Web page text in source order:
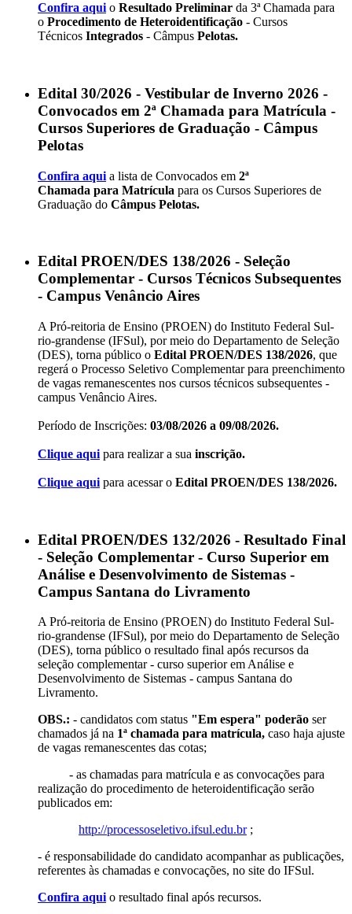
Confira aqui o Resultado Preliminar da 3ª Chamada para
o Procedimento de Heteroidentificação - Cursos
Técnicos Integrados - Câmpus Pelotas.
Edital 30/2026 - Vestibular de Inverno 2026 -
Convocados em 2ª Chamada para Matrícula -
Cursos Superiores de Graduação - Câmpus
Pelotas
Confira aqui a lista de Convocados em 2ª
Chamada para Matrícula para os Cursos Superiores de
Graduação do Câmpus Pelotas.
Edital PROEN/DES 138/2026 - Seleção
Complementar - Cursos Técnicos Subsequentes
- Campus Venâncio Aires
A Pró-reitoria de Ensino (PROEN) do Instituto Federal Sul-
rio-grandense (IFSul), por meio do Departamento de Seleção
(DES), torna público o Edital PROEN/DES 138/2026, que
regerá o Processo Seletivo Complementar para preenchimento
de vagas remanescentes nos cursos técnicos subsequentes -
campus Venâncio Aires.
Período de Inscrições: 03/08/2026 a 09/08/2026.
Clique aqui para realizar a sua inscrição.
Clique aqui para acessar o Edital PROEN/DES 138/2026.
Edital PROEN/DES 132/2026 - Resultado Final
- Seleção Complementar - Curso Superior em
Análise e Desenvolvimento de Sistemas -
Campus Santana do Livramento
A Pró-reitoria de Ensino (PROEN) do Instituto Federal Sul-
rio-grandense (IFSul), por meio do Departamento de Seleção
(DES), torna público o resultado final após recursos da
seleção complementar - curso superior em Análise e
Desenvolvimento de Sistemas - campus Santana do
Livramento.
OBS.: - candidatos com status "Em espera" poderão ser
chamados já na 1ª chamada para matrícula, caso haja ajuste
de vagas remanescentes das cotas;
- as chamadas para matrícula e as convocações para
realização do procedimento de heteroidentificação serão
publicados em:
http://processoseletivo.ifsul.edu.br;
- é responsabilidade do candidato acompanhar as publicações,
referentes às chamadas e convocações, no site do IFSul.
Confira aqui o resultado final após recursos.